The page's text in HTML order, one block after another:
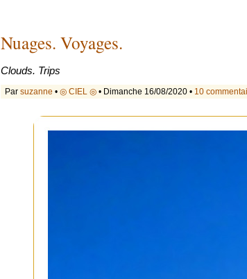
Nuages. Voyages.
Clouds. Trips
Par suzanne • ◎ CIEL ◎ • Dimanche 16/08/2020 • 10